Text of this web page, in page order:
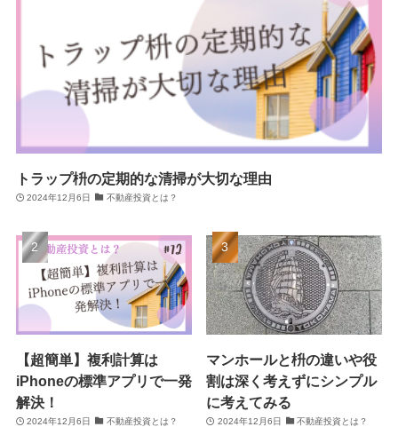
トラップ枡の定期的な清掃が大切な理由
2024年12月6日 不動産投資とは？
【超簡単】複利計算は
iPhoneの標準アプリで一発
解決！
2024年12月6日 不動産投資とは？
マンホールと枡の違いや役
割は深く考えずにシンプル
に考えてみる
2024年12月6日 不動産投資とは？